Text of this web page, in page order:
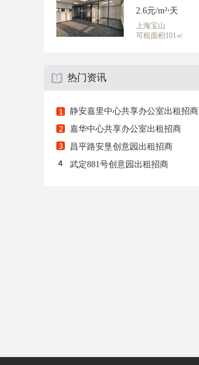
2.6元/m²⋅天
上海宝山
可租面积101㎡
热门资讯
静安嘉里中心共享办公室出租招商
嘉华中心共享办公室出租招商
昌平路安垦创意园出租招商
武定881号创意园出租招商